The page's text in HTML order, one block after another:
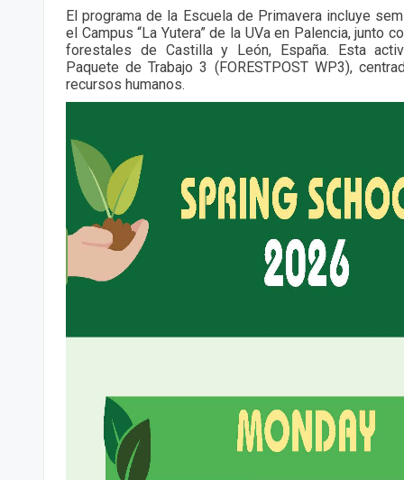
El programa de la Escuela de Primavera incluye
el Campus “La Yutera” de la UVa en Palencia, junto
forestales de Castilla y León, España. Esta
Paquete de Trabajo 3 (FORESTPOST WP3),
recursos humanos.